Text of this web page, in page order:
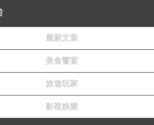
排除》
新演員黃劭揚、媒體推薦獎
鍾鎮濤、李烈、隋棠、李千娜等多
，主角男孩黃劭揚，以他的眼光
著一段段感情的甜‧秘密揭開，他
劇情餘韻。自然不做作的生動演
最新文章
美食饗宴
旅遊玩家
影視娛樂